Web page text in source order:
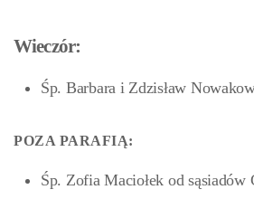
Wieczór:
Śp. Barbara i Zdzisław
POZA PARAFIĄ:
Śp. Zofia Maciołek od sąsiadów